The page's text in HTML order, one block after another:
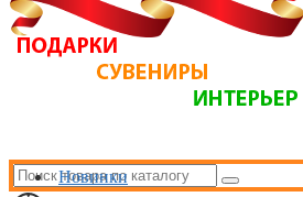
Новинки